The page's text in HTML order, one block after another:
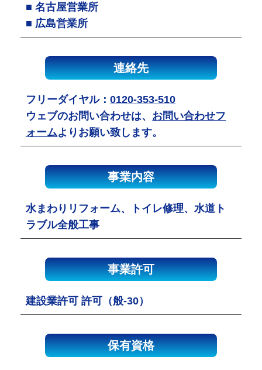
■ 名古屋営業所
■ 広島営業所
連絡先
フリーダイヤル：0120-353-510
ウェブのお問い合わせは、 お問い合わせフ
ォームよりお願い致します。
事業内容
水まわりリフォーム、トイレ修理、水道ト
ラブル全般工事
事業許可
建設業許可 許可（般-30）
保有資格